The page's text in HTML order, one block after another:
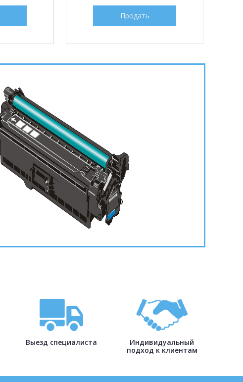
Продать
Выезд специалиста
Индивидуальный
подход к клиентам